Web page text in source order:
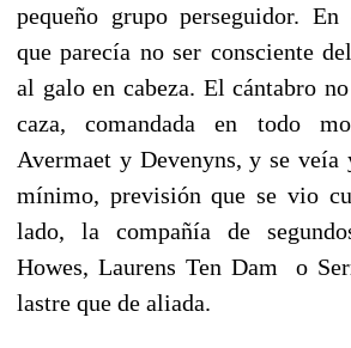
pequeño grupo perseguidor.
que parecía no ser consciente
al galo en cabeza. El cántabro
caza, comandada en todo
Avermaet y Devenyns, y se veía
mínimo, previsión que se vio
lado, la compañía de
Howes, Laurens Ten Dam o
lastre que de aliada.